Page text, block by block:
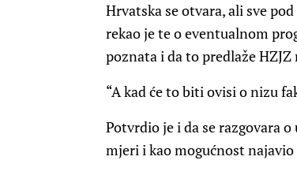
Hrvatska se otvara, ali sve
rekao je te o eventualnom
poznata i da to predlaže
“A kad će to biti ovisi o nizu
Potvrdio je i da se razgovara
mjeri i kao mogućnost